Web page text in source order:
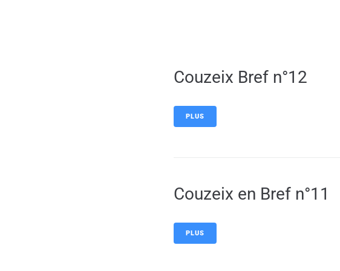
Couzeix Bref n°12
PLUS
Couzeix en Bref n°11
PLUS